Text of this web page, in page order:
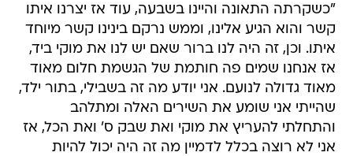
"כשקרתה התאונה והיינו בשבעה, עוד אז יצרנו איתו
קשר והוא הגיע אלינו, וממש נרקם בינינו קשר מיוחד
איתו. וכן, זה היה לנו ברור שאם יש לנו את מוקי ביד,
אז אנחנו שמים פה חותמת של הגשמת חלום מאוד
מאוד גדולה לנועם. אני יודע מה זה בשבילי, בתור ילד,
שהייתי אני שומע את השירים האלה ומתלהב
והתחלתי להעריץ את מוקי ואת שבק ס' ואת הכל, אז
אני לא רוצה בכלל לדמיין מה זה היה יכול להיות